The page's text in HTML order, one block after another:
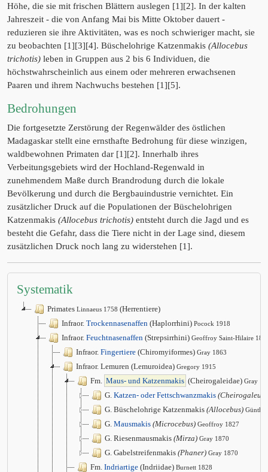
Höhe, die sie mit frischen Blättern auslegen [1][2]. In der kalten
Jahreszeit - die von Anfang Mai bis Mitte Oktober dauert -
reduzieren sie ihre Aktivitäten, was es noch schwieriger macht, sie
zu beobachten [1][3][4]. Büschelohrige Katzenmakis (Allocebus
trichotis) leben in Gruppen aus 2 bis 6 Individuen, die
höchstwahrscheinlich aus einem oder mehreren erwachsenen
Paaren und ihrem Nachwuchs bestehen [1][5].
Bedrohungen
Die fortgesetzte Zerstörung der Regenwälder des östlichen
Madagaskar stellt eine ernsthafte Bedrohung für diese winzigen,
waldbewohnen Primaten dar [1][2]. Innerhalb ihres
Verbeitungsgebiets wird der Hochland-Regenwald in
zunehmendem Maße durch Brandrodung durch die lokale
Bevölkerung und durch die Bergbauindustrie vernichtet. Ein
zusätzlicher Druck auf die Populationen der Büschelohrigen
Katzenmakis (Allocebus trichotis) entsteht durch die Jagd und es
besteht die Gefahr, dass die Tiere nicht in der Lage sind, diesem
zusätzlichen Druck noch lang zu widerstehen [1].
Systematik
Primates Linnaeus 1758 (Herrentiere)
Infraor. Trockennasenaffen (Haplorrhini) Pocock 1918
Infraor. Feuchtnasenaffen (Strepsirrhini) Geoffroy Saint-Hilaire
Infraor. Fingertiere (Chiromyiformes) Gray 1863
Infraor. Lemuren (Lemuroidea) Gregory 1915
Fm. Maus- und Katzenmakis (Cheirogaleidae) Gray
G. Katzen- oder Fettschwanzmakis (Cheirogaleus)
G. Büschelohrige Katzenmakis (Allocebus)
G. Mausmakis (Microcebus) Geoffroy 1827
G. Riesenmausmakis (Mirza) Gray 1870
G. Gabelstreifenmakis (Phaner) Gray 1870
Fm. Indriartige (Indriidae) Burnett 1828